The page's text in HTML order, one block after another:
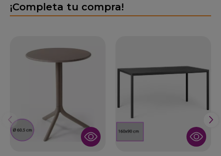
¡Completa tu compra!